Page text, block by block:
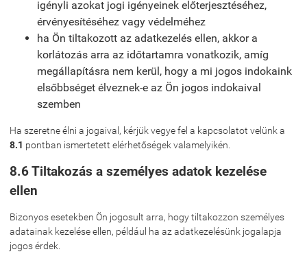
igényli azokat jogi igényeinek előterjesztéséhez,
érvényesítéséhez vagy védelméhez
ha Ön tiltakozott az adatkezelés ellen, akkor a
korlátozás arra az időtartamra vonatkozik, amíg
megállapításra nem kerül, hogy a mi jogos indokaink
elsőbbséget élveznek-e az Ön jogos indokaival
szemben
Ha szeretne élni a jogaival, kérjük vegye fel a kapcsolatot velünk a
8.1 pontban ismertetett elérhetőségek valamelyikén.
8.6 Tiltakozás a személyes adatok kezelése
ellen
Bizonyos esetekben Ön jogosult arra, hogy tiltakozzon személyes
adatainak kezelése ellen, például ha az adatkezelésünk jogalapja
jogos érdek.